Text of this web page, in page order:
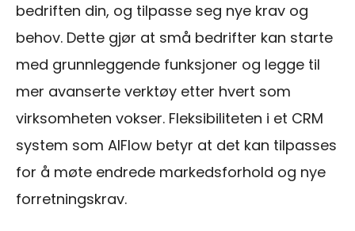
bedriften din, og tilpasse seg nye krav og
behov. Dette gjør at små bedrifter kan starte
med grunnleggende funksjoner og legge til
mer avanserte verktøy etter hvert som
virksomheten vokser. Fleksibiliteten i et CRM
system som AIFlow betyr at det kan tilpasses
for å møte endrede markedsforhold og nye
forretningskrav.